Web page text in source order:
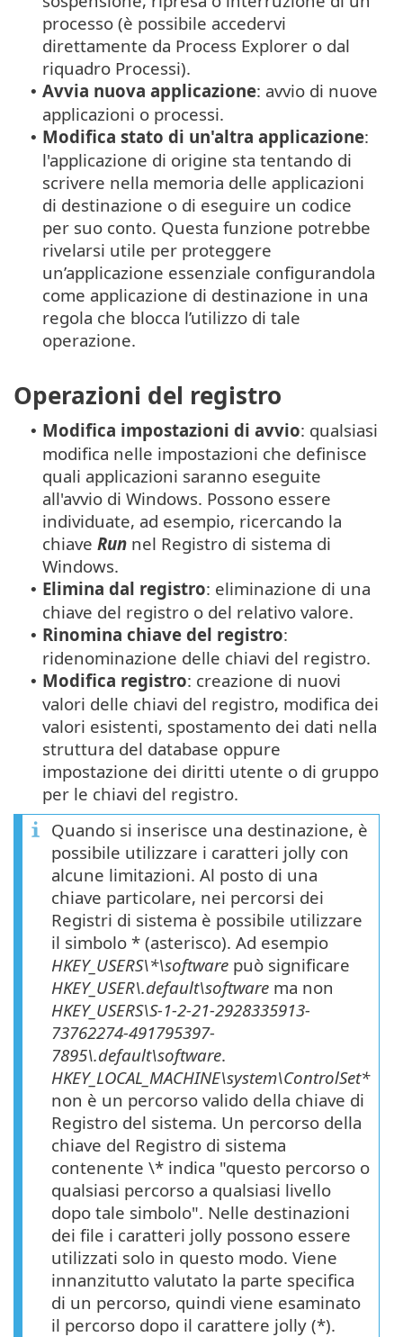
processo (è possibile accedervi
direttamente da Process Explorer o dal
riquadro Processi).
• Avvia nuova applicazione: avvio di nuove
applicazioni o processi.
• Modifica stato di un'altra applicazione:
l'applicazione di origine sta tentando di
scrivere nella memoria delle applicazioni
di destinazione o di eseguire un codice
per suo conto. Questa funzione potrebbe
rivelarsi utile per proteggere
un’applicazione essenziale configurandola
come applicazione di destinazione in una
regola che blocca l’utilizzo di tale
operazione.
Operazioni del registro
• Modifica impostazioni di avvio: qualsiasi
modifica nelle impostazioni che definisce
quali applicazioni saranno eseguite
all'avvio di Windows. Possono essere
individuate, ad esempio, ricercando la
chiave Run nel Registro di sistema di
Windows.
• Elimina dal registro: eliminazione di una
chiave del registro o del relativo valore.
• Rinomina chiave del registro:
ridenominazione delle chiavi del registro.
• Modifica registro: creazione di nuovi
valori delle chiavi del registro, modifica dei
valori esistenti, spostamento dei dati nella
struttura del database oppure
impostazione dei diritti utente o di gruppo
per le chiavi del registro.
Quando si inserisce una destinazione, è
possibile utilizzare i caratteri jolly con
alcune limitazioni. Al posto di una
chiave particolare, nei percorsi dei
Registri di sistema è possibile utilizzare
il simbolo * (asterisco). Ad esempio
HKEY_USERS\*\software può significare
HKEY_USER\.default\software ma non
HKEY_USERS\S-1-2-21-2928335913-
73762274-491795397-
7895\.default\software.
HKEY_LOCAL_MACHINE\system\ControlSet*
non è un percorso valido della chiave di
Registro del sistema. Un percorso della
chiave del Registro di sistema
contenente \* indica "questo percorso o
qualsiasi percorso a qualsiasi livello
dopo tale simbolo". Nelle destinazioni
dei file i caratteri jolly possono essere
utilizzati solo in questo modo. Viene
innanzitutto valutato la parte specifica
di un percorso, quindi viene esaminato
il percorso dopo il carattere jolly (*).